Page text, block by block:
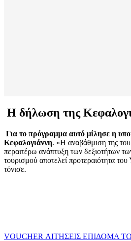
Η δήλωση της
Για το πρόγραμμα αυτό μίλησε η
Κεφαλογιάννη. «Η αναβάθμιση της
περαιτέρω ανάπτυξη των δεξιοτήτων
τουρισμού αποτελεί προτεραιότητα
τόνισε.
VOUCHER ΑΙΤΗΣΕΙΣ ΕΠΙΔΟΜΑ